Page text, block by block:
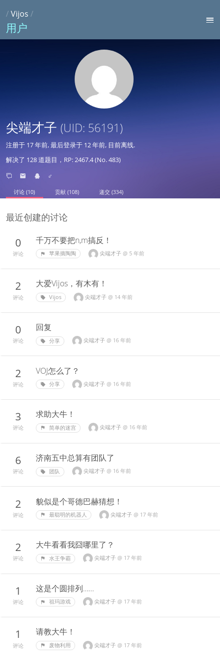
/Vijos /
用户
尖端才子 (UID: 56191)
注册于 17 年前, 最后登录于 12 年前, 目前离线.
解决了 128 道题目，RP: 2467.4 (No. 483)
♂
讨论 (10) 贡献 (108) 递交 (334)
最近创建的讨论
0
评论
千万不要把n,m搞反！
苹果摘陶陶 尖端才子 @ 5 年前
2
评论
大爱Vijos，有木有！
Vijos 尖端才子 @ 14 年前
0
评论
回复
分享 尖端才子 @ 16 年前
2
评论
VOJ怎么了？
分享 尖端才子 @ 16 年前
3
评论
求助大牛！
简单的迷宫 尖端才子 @ 16 年前
6
评论
济南五中总算有团队了
团队 尖端才子 @ 16 年前
2
评论
貌似是个哥德巴赫猜想！
最聪明的机器人 尖端才子 @ 17 年前
2
评论
大牛看看我囧哪里了？
水王争霸 尖端才子 @ 17 年前
1
评论
这是个圆排列……
祖玛游戏 尖端才子 @ 17 年前
1
评论
请教大牛！
废物利用 尖端才子 @ 17 年前